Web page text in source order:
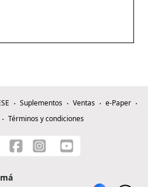
Suplementos Ventas
e-Paper
Términos y condiciones